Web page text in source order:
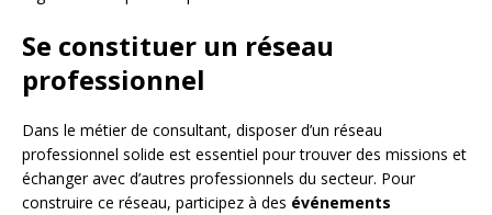
Se constituer un réseau
professionnel
Dans le métier de consultant, disposer d’un réseau
professionnel solide est essentiel pour trouver des missions et
échanger avec d’autres professionnels du secteur. Pour
construire ce réseau, participez à des événements